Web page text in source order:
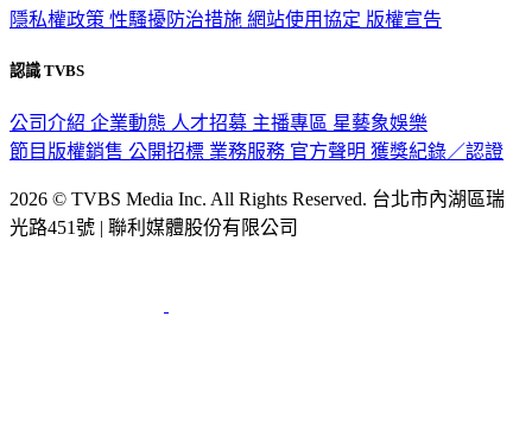
隱私權政策 性騷擾防治措施 網站使用協定 版權宣告
認識 TVBS
公司介紹 企業動態 人才招募 主播專區 星藝象娛樂
節目版權銷售 公開招標 業務服務 官方聲明 獲獎紀錄／認證
2026 © TVBS Media Inc. All Rights Reserved. 台北市內湖區瑞
光路451號 | 聯利媒體股份有限公司